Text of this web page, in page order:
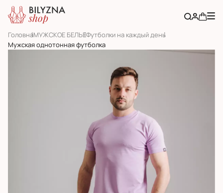
ГоловнаМУЖСКОЕ БЕЛЬЕФутболки на каждый день
Мужская однотонная футболка